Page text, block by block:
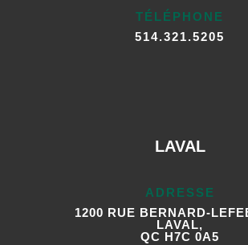
TÉLÉPHONE
514.321.5205
LAVAL
ADRESSE
1200 RUE BERNARD-
LAVAL,
QC H7C 0A5